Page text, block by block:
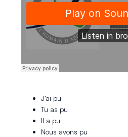
J’ai pu
Tu as pu
Il a pu
Nous avons pu